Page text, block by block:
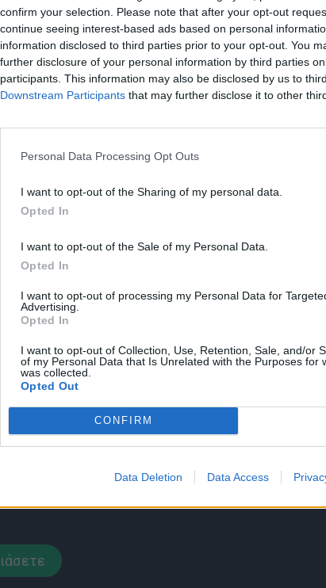
confirm your selection. Please note that after your opt-out
continue seeing interest-based ads based on personal
information disclosed to third parties prior to your opt-out. You
further disclosure of your personal information by third parties
participants. This information may also be disclosed by us to
Downstream Participants that may further disclose it to other
Personal Data Processing Opt Outs
I want to opt-out of the Sharing of my personal data.
Opted In
I want to opt-out of the Sale of my Personal Data.
Opted In
I want to opt-out of processing my Personal Data for
Advertising.
Opted In
I want to opt-out of Collection, Use, Retention, Sale, and/or
of my Personal Data that Is Unrelated with the Purposes for
was collected.
Opted Out
CONFIRM
Data Deletion Data Access
2026 ΜΟΥΝΤΙΑΛ 2026